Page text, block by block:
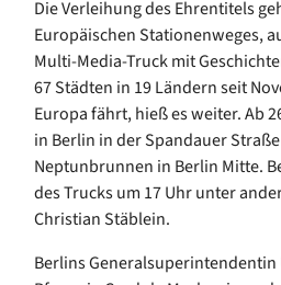
Die Verleihung des Ehrentitels
Europäischen Stationenweges,
Multi-Media-Truck mit
67 Städten in 19 Ländern seit
Europa fährt, hieß es weiter. Ab
in Berlin in der Spandauer
Neptunbrunnen in Berlin Mitte.
des Trucks um 17 Uhr unter
Christian Stäblein.
Berlins